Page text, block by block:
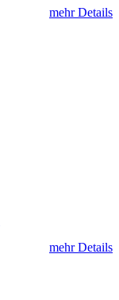
mehr Details
mehr Details